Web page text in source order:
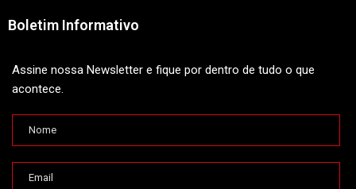
Boletim Informativo
Assine nossa Newsletter e fique por dentro de tudo o que
acontece.